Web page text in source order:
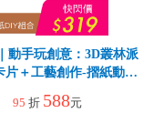
動手玩創意：3D叢林派
片＋工藝創作-摺紙動物
95 折 588元